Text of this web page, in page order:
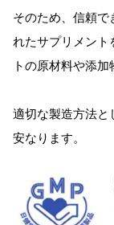
そのため、信頼で
れたサプリメント
トの原材料や添加
適切な製造方法と
安なります。